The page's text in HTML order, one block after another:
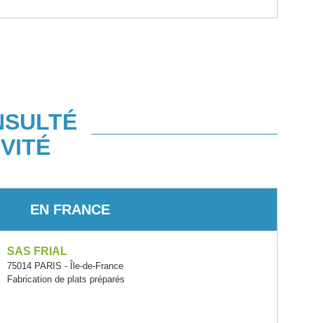
EN FRANCE
SAS FRIAL
75014 PARIS - Île-de-France
Fabrication de plats préparés